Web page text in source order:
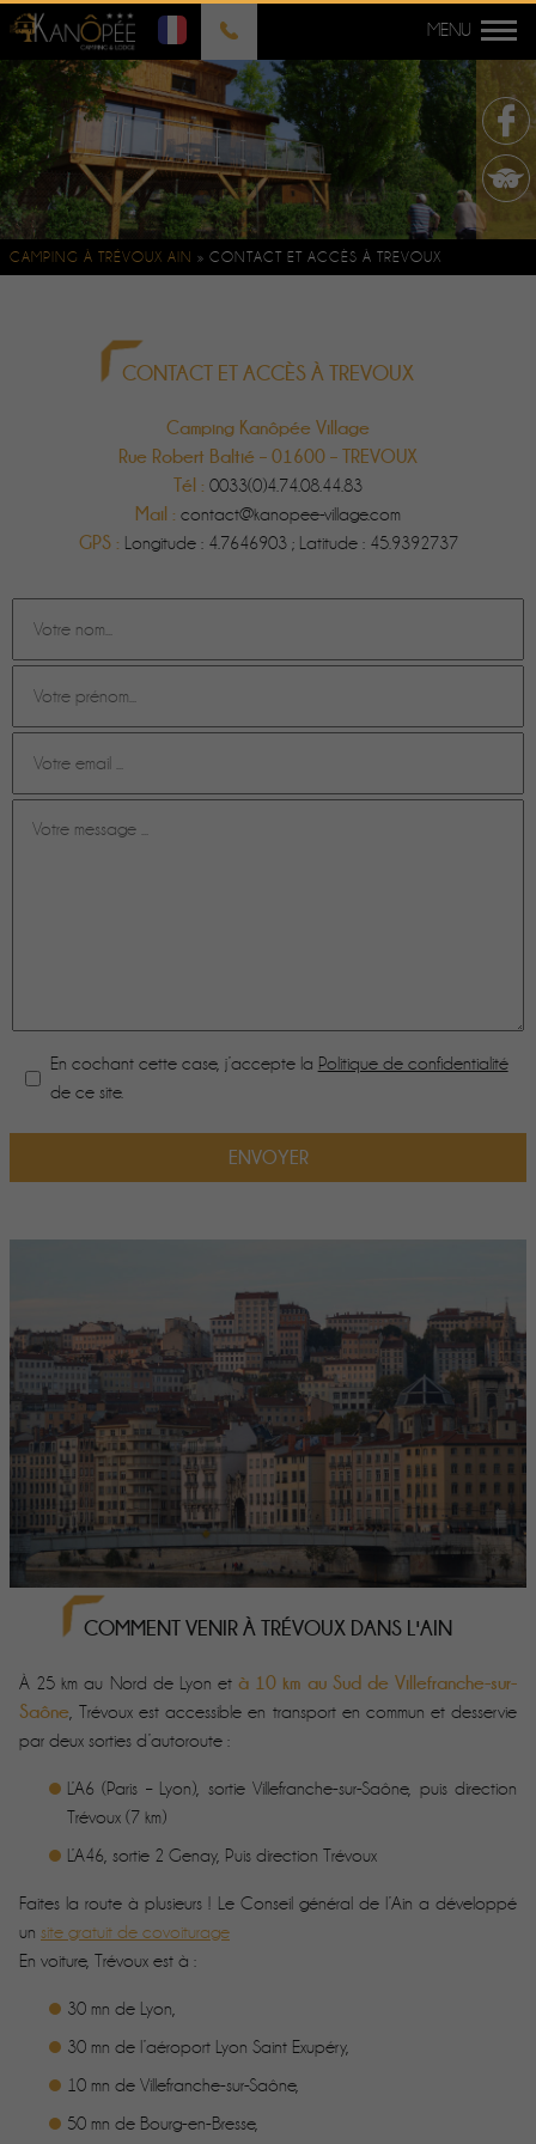
CAMPING À TRÉVOUX AIN » CONTACT ET ACCÈS À TREVOUX
CONTACT ET ACCÈS À TREVOUX
Camping Kanôpée Village
Rue Robert Baltié – 01600 – TREVOUX
Tél : 0033(0)4.74.08.44.83
Mail : contact@kanopee-village.com
GPS : Longitude : 4.7646903 ; Latitude : 45.9392737
En cochant cette case, j’accepte la Politique de confidentialité
de ce site.
COMMENT VENIR À TRÉVOUX DANS L'AIN
À 25 km au Nord de Lyon età 10 km au Sud de Villefranche-sur-
Saône , Trévoux est accessible en transport en commun et desservie
par deux sorties d’autoroute :
L’A6 (Paris – Lyon), sortie Villefranche-sur-Saône, puis direction
Trévoux (7 km)
L’A46, sortie 2 Genay, Puis direction Trévoux
Faites la route à plusieurs ! Le Conseil général de l’Ain a développé
un site gratuit de covoiturage
En voiture, Trévoux est à :
30 mn de Lyon,
30 mn de l’aéroport Lyon Saint Exupéry,
10 mn de Villefranche-sur-Saône,
50 mn de Bourg-en-Bresse,